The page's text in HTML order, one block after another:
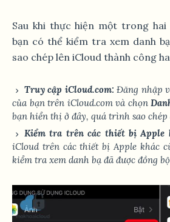
Sau khi thực hiện một trong
bạn có thể kiểm tra xem danh
sao chép lên iCloud thành công
Truy cập iCloud.com: Đăng nhập
của bạn trên iCloud.com và chọn
bạn hiển thị ở đây, quá trình sao chép
Kiểm tra trên các thiết bị Apple
iCloud trên các thiết bị Apple khác
kiểm tra xem danh bạ đã được đồng